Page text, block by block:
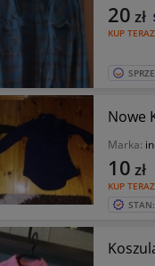
KUP TERAZ
20 zł
Nowe
Marka:
KUP TERAZ
10 zł